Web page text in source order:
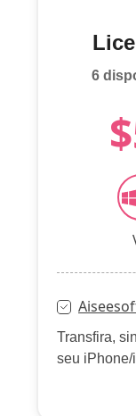
6
Transfira,
seu